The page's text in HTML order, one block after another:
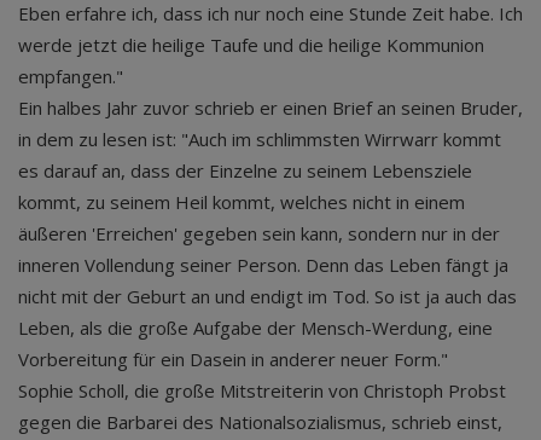
Eben erfahre ich, dass ich nur noch eine Stunde Zeit habe. Ich
werde jetzt die heilige Taufe und die heilige Kommunion
empfangen."
Ein halbes Jahr zuvor schrieb er einen Brief an seinen Bruder,
in dem zu lesen ist: "Auch im schlimmsten Wirrwarr kommt
es darauf an, dass der Einzelne zu seinem Lebensziele
kommt, zu seinem Heil kommt, welches nicht in einem
äußeren 'Erreichen' gegeben sein kann, sondern nur in der
inneren Vollendung seiner Person. Denn das Leben fängt ja
nicht mit der Geburt an und endigt im Tod. So ist ja auch das
Leben, als die große Aufgabe der Mensch-Werdung, eine
Vorbereitung für ein Dasein in anderer neuer Form."
Sophie Scholl, die große Mitstreiterin von Christoph Probst
gegen die Barbarei des Nationalsozialismus, schrieb einst,